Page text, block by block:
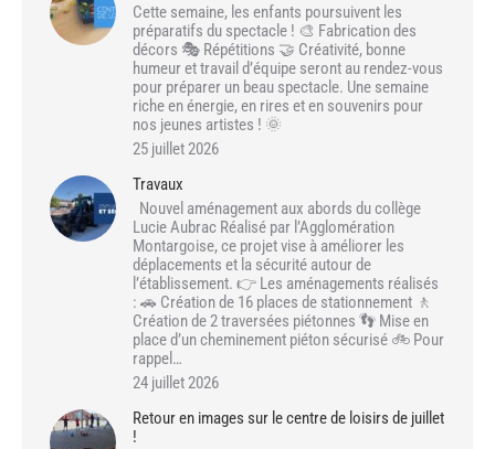
Cette semaine, les enfants poursuivent les
préparatifs du spectacle ! 🎨 Fabrication des
décors 🎭 Répétitions 🤝 Créativité, bonne
humeur et travail d’équipe seront au rendez-vous
pour préparer un beau spectacle. Une semaine
riche en énergie, en rires et en souvenirs pour
nos jeunes artistes ! 🌞
25 juillet 2026
Travaux
Nouvel aménagement aux abords du collège
Lucie Aubrac Réalisé par l’Agglomération
Montargoise, ce projet vise à améliorer les
déplacements et la sécurité autour de
l’établissement. 👉 Les aménagements réalisés
: 🚗 Création de 16 places de stationnement 🚶
Création de 2 traversées piétonnes 👣 Mise en
place d’un cheminement piéton sécurisé 🚲 Pour
rappel…
24 juillet 2026
Retour en images sur le centre de loisirs de juillet
!